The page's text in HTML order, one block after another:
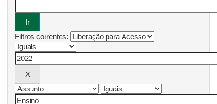
Filtros correntes: